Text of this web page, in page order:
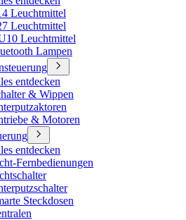
Leuchtmittel
Leuchtmittel
Leuchtmittel
Lampen
entdecken
& Wippen
& Motoren
entdecken
Fernbedienungen
Steckdosen